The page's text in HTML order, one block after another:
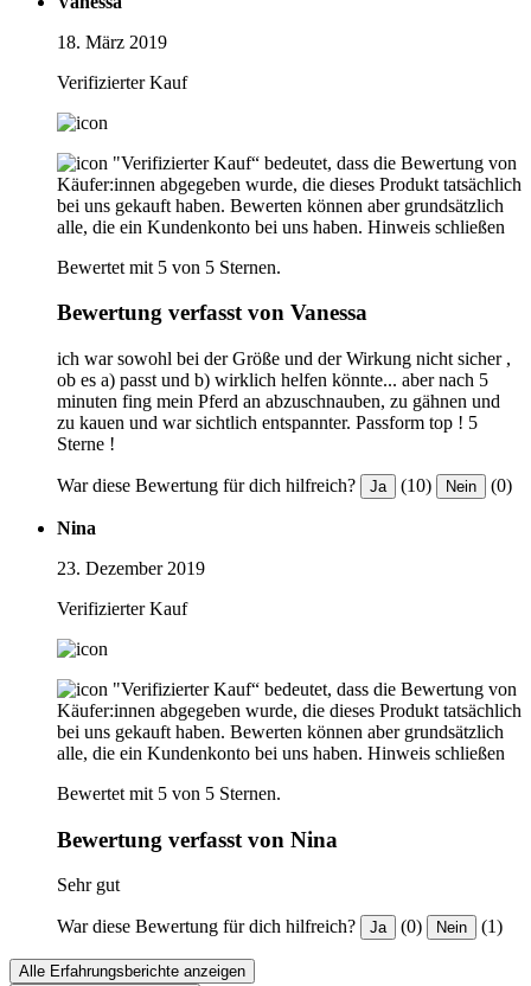
18. März 2019
Verifizierter Kauf
"Verifizierter Kauf“ bedeutet, dass die Bewertung von
Käufer:innen abgegeben wurde, die dieses Produkt tatsächlich
bei uns gekauft haben. Bewerten können aber grundsätzlich
alle, die ein Kundenkonto bei uns haben. Hinweis schließen
Bewertet mit 5 von 5 Sternen.
Bewertung verfasst von Vanessa
ich war sowohl bei der Größe und der Wirkung nicht sicher ,
ob es a) passt und b) wirklich helfen könnte... aber nach 5
minuten fing mein Pferd an abzuschnauben, zu gähnen und
zu kauen und war sichtlich entspannter. Passform top ! 5
Sterne !
War diese Bewertung für dich hilfreich? Ja (10) Nein (0)
Nina
23. Dezember 2019
Verifizierter Kauf
"Verifizierter Kauf“ bedeutet, dass die Bewertung von
Käufer:innen abgegeben wurde, die dieses Produkt tatsächlich
bei uns gekauft haben. Bewerten können aber grundsätzlich
alle, die ein Kundenkonto bei uns haben. Hinweis schließen
Bewertet mit 5 von 5 Sternen.
Bewertung verfasst von Nina
Sehr gut
War diese Bewertung für dich hilfreich? Ja (0) Nein (1)
Alle Erfahrungsberichte anzeigen